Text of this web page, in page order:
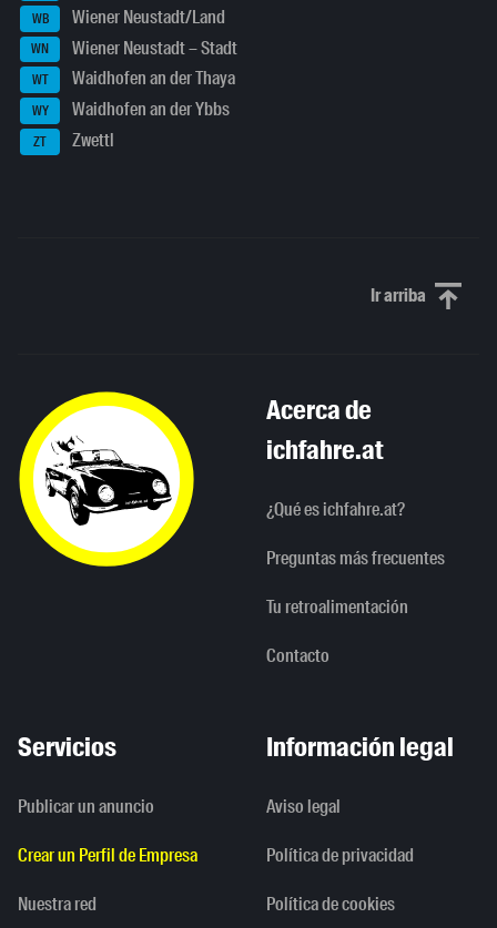
WB Wiener Neustadt/Land
WN Wiener Neustadt – Stadt
WT Waidhofen an der Thaya
WY Waidhofen an der Ybbs
ZT Zwettl
Ir arribaScroll to
Acerca de
ichfahre.at
¿Qué es ichfahre.at?
Preguntas más frecuentes
Tu retroalimentación
Contacto
Servicios
Publicar un anuncio
Crear un Perfil de Empresa
Nuestra red
Información legal
Aviso legal
Política de privacidad
Política de cookies